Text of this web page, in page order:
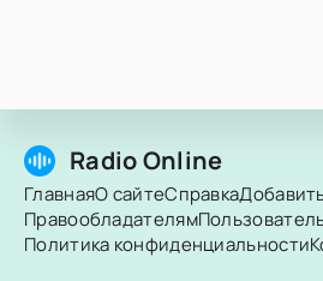
Radio Online
ГлавнаяО сайтеСправка
Правообладателям
Политика конфиденциальности